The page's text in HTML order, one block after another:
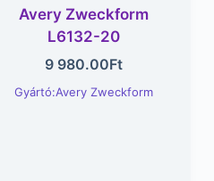
Avery Zweckform
L6132-20
9 980.00Ft
Gyártó:Avery Zweckform